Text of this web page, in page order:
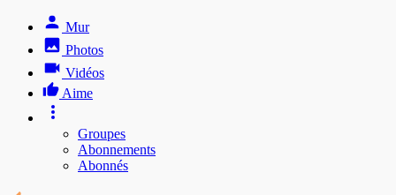
Mur
Photos
Vidéos
Aime
Groupes
Abonnements
Abonnés